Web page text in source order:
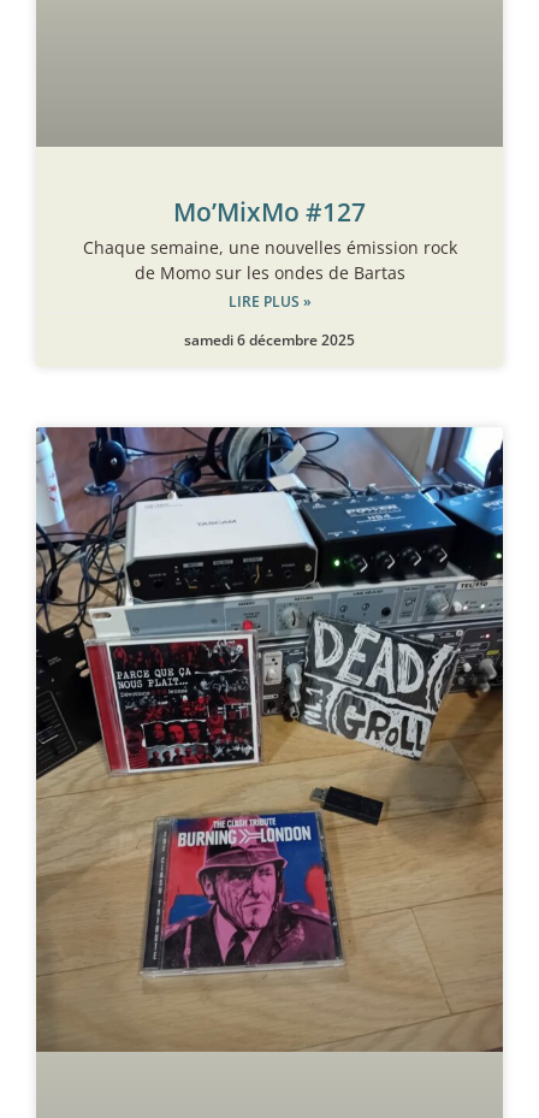
Mo’MixMo #127
Chaque semaine, une nouvelles émission rock
de Momo sur les ondes de Bartas
LIRE PLUS »
samedi 6 décembre 2025